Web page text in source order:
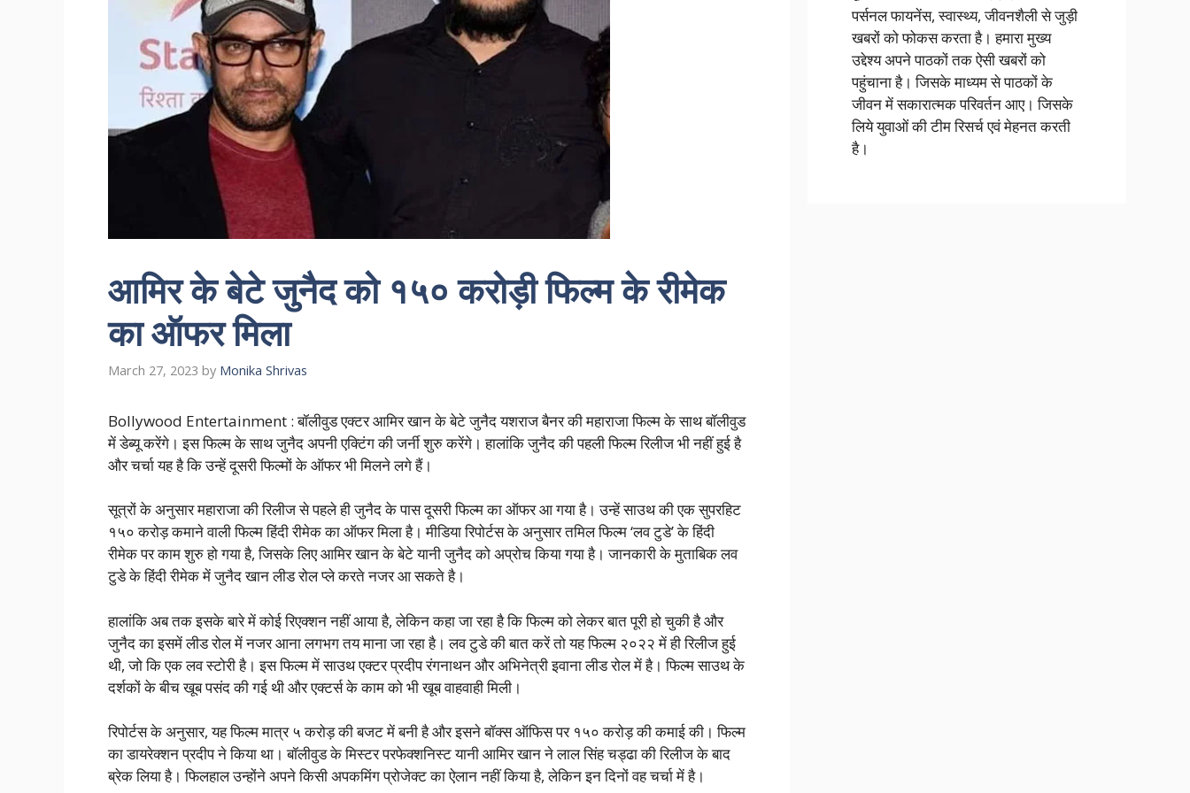
आमिर के बेटे जुनैद को १५० करोड़ी फिल्म के रीमेक
का ऑफर मिला
March 27, 2023 by Monika Shrivas
Bollywood Entertainment : बॉलीवुड एक्टर आमिर खान के बेटे जुनैद यशराज बैनर की महाराजा फिल्म के साथ बॉलीवुड
में डेब्यू करेंगे। इस फिल्म के साथ जुनैद अपनी एक्टिंग की जर्नी शुरु करेंगे। हालांकि जुनैद की पहली फिल्म रिलीज भी नहीं हुई है
और चर्चा यह है कि उन्हें दूसरी फिल्मों के ऑफर भी मिलने लगे हैं।
सूत्रों के अनुसार महाराजा की रिलीज से पहले ही जुनैद के पास दूसरी फिल्म का ऑफर आ गया है। उन्हें साउथ की एक सुपरहिट
१५० करोड़ कमाने वाली फिल्म हिंदी रीमेक का ऑफर मिला है। मीडिया रिपोर्टस के अनुसार तमिल फिल्म ‘लव टुडे’ के हिंदी
रीमेक पर काम शुरु हो गया है, जिसके लिए आमिर खान के बेटे यानी जुनैद को अप्रोच किया गया है। जानकारी के मुताबिक लव
टुडे के हिंदी रीमेक में जुनैद खान लीड रोल प्ले करते नजर आ सकते है।
हालांकि अब तक इसके बारे में कोई रिएक्शन नहीं आया है, लेकिन कहा जा रहा है कि फिल्म को लेकर बात पूरी हो चुकी है और
जुनैद का इसमें लीड रोल में नजर आना लगभग तय माना जा रहा है। लव टुडे की बात करें तो यह फिल्म २०२२ में ही रिलीज हुई
थी, जो कि एक लव स्टोरी है। इस फिल्म में साउथ एक्टर प्रदीप रंगनाथन और अभिनेत्री इवाना लीड रोल में है। फिल्म साउथ के
दर्शकों के बीच खूब पसंद की गई थी और एक्टर्स के काम को भी खूब वाहवाही मिली।
रिपोर्टस के अनुसार, यह फिल्म मात्र ५ करोड़ की बजट में बनी है और इसने बॉक्स ऑफिस पर १५० करोड़ की कमाई की। फिल्म
का डायरेक्शन प्रदीप ने किया था। बॉलीवुड के मिस्टर परफेक्शनिस्ट यानी आमिर खान ने लाल सिंह चड्ढा की रिलीज के बाद
ब्रेक लिया है। फिलहाल उन्होंने अपने किसी अपकमिंग प्रोजेक्ट का ऐलान नहीं किया है, लेकिन इन दिनों वह चर्चा में है।
पर्सनल फायनेंस, स्वास्थ्य, जीवनशैली से जुड़ी
खबरों को फोकस करता है। हमारा मुख्य
उद्देश्य अपने पाठकों तक ऐसी खबरों को
पहुंचाना है। जिसके माध्यम से पाठकों के
जीवन में सकारात्मक परिवर्तन आए। जिसके
लिये युवाओं की टीम रिसर्च एवं मेहनत करती
है।